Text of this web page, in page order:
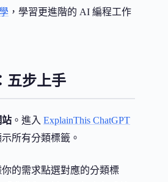
，學習更進階的 AI 編程工作
五步上手
站 。進入 ExplainThis ChatGPT
所有分類標籤。
你的需求點選對應的分類標